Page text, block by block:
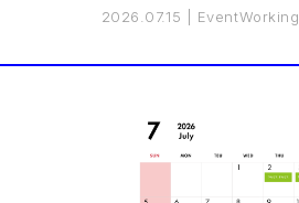
2026.07.15 EventWorking